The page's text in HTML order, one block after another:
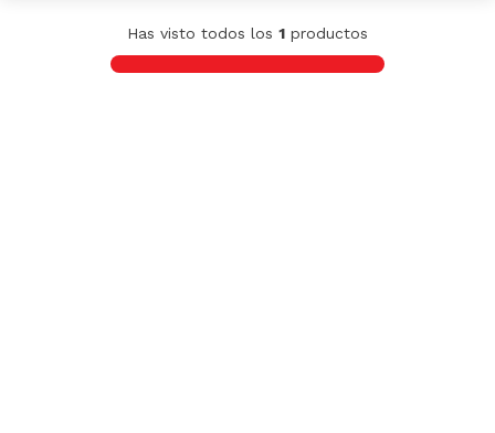
Has visto todos los 1 productos